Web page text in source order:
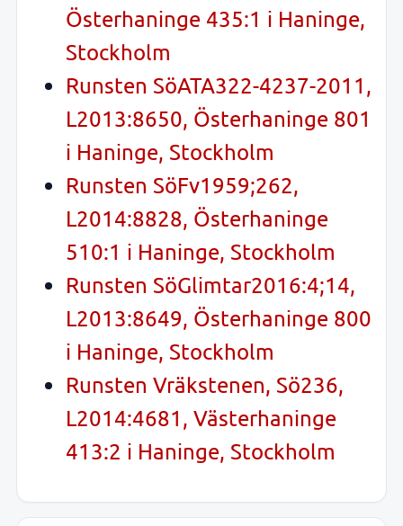
Österhaninge 435:1 i Haninge,
Stockholm
Runsten SöATA322-4237-2011,
L2013:8650, Österhaninge 801
i Haninge, Stockholm
Runsten SöFv1959;262,
L2014:8828, Österhaninge
510:1 i Haninge, Stockholm
Runsten SöGlimtar2016:4;14,
L2013:8649, Österhaninge 800
i Haninge, Stockholm
Runsten Vräkstenen, Sö236,
L2014:4681, Västerhaninge
413:2 i Haninge, Stockholm